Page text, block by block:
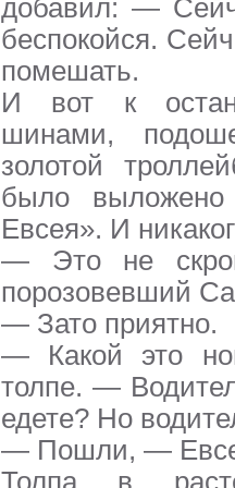
добавил: —
беспокойся.
помешать.
И вот к
шинами,
золотой
было
Евсея». И
— Это не
порозовевший
— Зато приятно.
— Какой это
толпе. —
едете? Но
— Пошли, —
Толпа в